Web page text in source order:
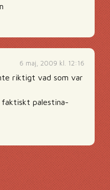
6 maj, 2009 kl. 12:16
riktigt vad som var
palestina-